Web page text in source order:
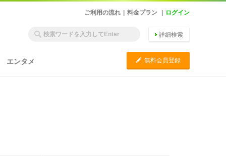
ご利用の流れ 料金プラン ログイン
詳細検索
エンタメ C 無料会員登録